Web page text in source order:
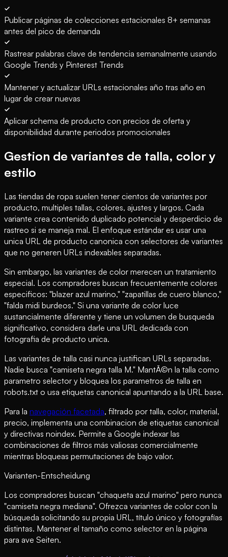
Publicar páginas de colecciones estacionales 8+ semanas
antes del pico de demanda
Rastrear palabras clave de tendencia semanalmente usando
Google Trends y Pinterest Trends
Mantener y actualizar URLs estacionales año tras año en
lugar de crear nuevas
Aplicar schema de producto con precios de oferta y
disponibilidad durante periodos promocionales
Gestion de variantes de talla, color y
estilo
Las tiendas de ropa suelen tener cientos de variantes por
producto, multiples tallas, colores, ajustes y largos. Cada
variante crea contenido duplicado potencial y desperdicio de
rastreo si se maneja mal. El enfoque estándar es usar una
unica URL de producto canonica con selectores de variantes
que no generen URLs indexables separadas.
Sin embargo, las variantes de color merecen un tratamiento
especial. Los compradores buscan frecuentemente colores
especificos: "blazer azul marino," "zapatillas de cuero blanco,"
"falda midi burdeos." Si una variante de color luce
sustancialmente diferente y tiene un volumen de busqueda
significativo, considera darle una URL dedicada con
fotografia de producto unica.
Las variantes de talla casi nunca justifican URLs separadas.
Nadie busca "camiseta negra talla M." MantÃ©n la talla como
parametro selector y bloquea los parametros de talla en
robots.txt o usa etiquetas canonical apuntando a la URL base.
Para la navegación facetada, filtrado por talla, color, material,
precio, implementa una combinacion de etiquetas canonical
y directivas noindex. Permite a Google indexar las
combinaciones de filtros más valiosas comercialmente
mientras bloqueas permutaciones de bajo valor.
Varianten-Entscheidung
Los compradores buscan "chaqueta azul marino" pero nunca
"camiseta negra mediana". Ofrezca variantes de color con la
búsqueda solicitando su propia URL, título único y fotografías
distintas. Mantener el tamaño como selector en la página
para ave Seiten.